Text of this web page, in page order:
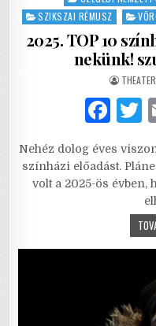
SZIKSZAI RÉMUSZ
2025. TOP 10
nekünk!
AUTHOR:
F
c
e
b
Nehéz dolog éves
színházi előadást.
volt a 2025-ös évben,